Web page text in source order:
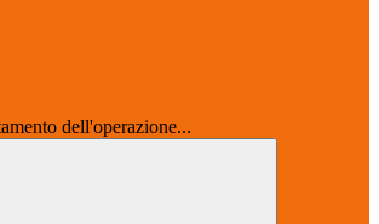
dell'operazione...